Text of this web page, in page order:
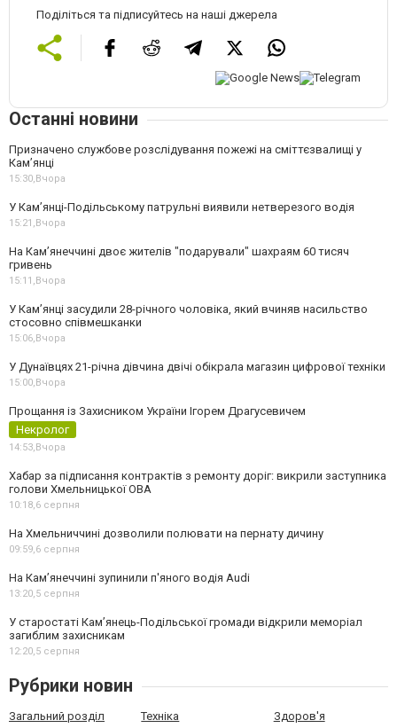
Поділіться та підписуйтесь на наші джерела
Останні новини
Призначено службове розслідування пожежі на сміттєзвалищі у
Кам’янці
15:30,Вчора
У Кам’янці-Подільському патрульні виявили нетверезого водія
15:21,Вчора
На Камʼянеччині двоє жителів "подарували" шахраям 60 тисяч
гривень
15:11,Вчора
У Камʼянці засудили 28-річного чоловіка, який вчиняв насильство
стосовно співмешканки
15:06,Вчора
У Дунаївцях 21-річна дівчина двічі обікрала магазин цифрової техніки
15:00,Вчора
Прощання із Захисником України Ігорем Драгусевичем
Некролог
14:53,Вчора
Хабар за підписання контрактів з ремонту доріг: викрили заступника
голови Хмельницької ОВА
10:18,6 серпня
На Хмельниччині дозволили полювати на пернату дичину
09:59,6 серпня
На Камʼянеччині зупинили п'яного водія Audi
13:20,5 серпня
У старостаті Кам’янець-Подільської громади відкрили меморіал
загиблим захисникам
12:20,5 серпня
Рубрики новин
Загальний розділ Техніка Здоров'я